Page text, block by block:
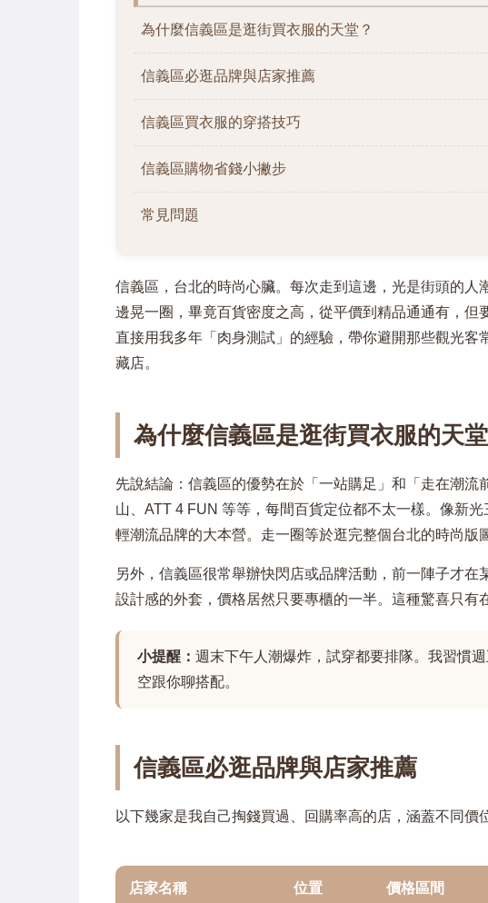
為什麼信義區是逛街買衣服的天堂？
信義區必逛品牌與店家推薦
信義區買衣服的穿搭技巧
信義區購物省錢小撇步
常見問題
信義區，台北的時尚心臟。每次走到這邊，光是街頭的
邊晃一圈，畢竟百貨密度之高，從平價到精品通通有，
直接用我多年「肉身測試」的經驗，帶你避開那些觀光
藏店。
為什麼信義區是逛街買衣服的天
先說結論：信義區的優勢在於「一站購足」和「走在潮
山、ATT 4 FUN 等等，每間百貨定位都不太一樣。像新
輕潮流品牌的大本營。走一圈等於逛完整個台北的時尚版
另外，信義區很常舉辦快閃店或品牌活動，前一陣子才
設計感的外套，價格居然只要專櫃的一半。這種驚喜只有
小提醒： 週末下午人潮爆炸，試穿都要排隊。我習慣
空跟你聊搭配。
信義區必逛品牌與店家推薦
以下幾家是我自己掏錢買過、回購率高的店，涵蓋不同價
店家名稱 位置 價格區間